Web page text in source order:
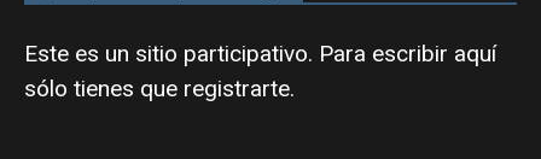
Este es un sitio participativo. Para escribir aquí
sólo tienes que registrarte.